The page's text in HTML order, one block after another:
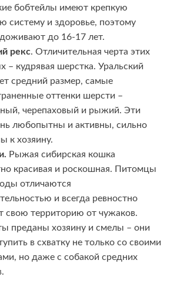
бобтейлы имеют крепкую
систему и здоровье, поэтому
до 16-17 лет.
рекс. Отличительная черта этих
– кудрявая шерстка. Уральский
средний размер, самые
оттенки шерсти –
черепаховый и рыжий. Эти
любопытны и активны, сильно
к хозяину.
Рыжая сибирская кошка
красивая и роскошная. Питомцы
отличаются
и всегда ревностно
свою территорию от чужаков.
преданы хозяину и смелы – они
в схватку не только со своими
но даже с собакой средних